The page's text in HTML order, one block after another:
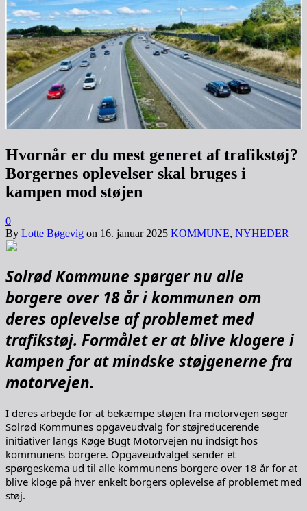
Hvornår er du mest generet af trafikstøj?
Borgernes oplevelser skal bruges i
kampen mod støjen
0
By Lotte Bøgevig on 16. januar 2025 KOMMUNE, NYHEDER
Solrød Kommune spørger nu alle
borgere over 18 år i kommunen om
deres oplevelse af problemet med
trafikstøj. Formålet er at blive klogere i
kampen for at mindske støjgenerne fra
motorvejen.
I deres arbejde for at bekæmpe støjen fra motorvejen søger
Solrød Kommunes opgaveudvalg for støjreducerende
initiativer langs Køge Bugt Motorvejen nu indsigt hos
kommunens borgere. Opgaveudvalget sender et
spørgeskema ud til alle kommunens borgere over 18 år for at
blive kloge på hver enkelt borgers oplevelse af problemet med
støj.